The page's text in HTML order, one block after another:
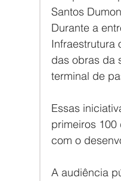
Santos
Durante a
Infraestrutura
das obras da
terminal de
Essas
primeiros
com o
A audiência